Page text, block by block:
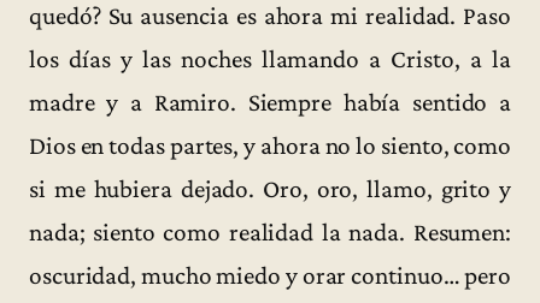
quedó? Su ausencia es ahora mi realidad. Paso
los días y las noches llamando a Cristo, a la
madre y a Ramiro. Siempre había sentido a
Dios en todas partes, y ahora no lo siento, como
si me hubiera dejado. Oro, oro, llamo, grito y
nada; siento como realidad la nada. Resumen:
oscuridad, mucho miedo y orar continuo… pero